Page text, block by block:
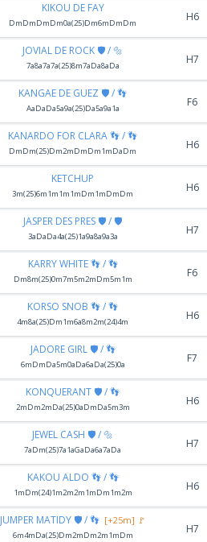
KIKOU DE FAY
DmDmDmDm0a(25)Dm6mDmDm H6
JOVIAL DE ROCK 🛡️ / 🔩
7a8a7a7a(25)8m7aDa8aDa H7
KANGAE DE GUEZ 🛡️ / 👣
AaDaDa5a9a(25)Da5a9a1a F6
KANARDO FOR CLARA 👣 / 👣
DmDm(25)Dm2mDmDm1mDaDm H6
KETCHUP
3m(25)6m1m1m1mDm1mDmDm H6
JASPER DES PRES 🛡️ / 🛡️
3aDaDa4a(25)1a9a8a9a3a H7
KARRY WHITE 👣 / 👣
Dm8m(25)0m7m5m2mDm5m1m F6
KORSO SNOB 👣 / 👣
4m8a(25)Dm1m6a8m2m(24)4m H6
JADORE GIRL 🛡️ / 👣
6mDmDa5m0aDa6aDa(25)0a F7
KONQUERANT 🛡️ / 👣
2mDm2mDa(25)0aDmDa5m3m H6
JEWEL CASH 🛡️ / 🔩
7aDm(25)7a1aGaDa6a7aDa H7
KAKOU ALDO 👣 / 👣
1mDm(24)1m2m2m1mDm1m2m H6
JUMPER MATIDY 🛡️ / 👣 [+25m] 🚩
6m4mDa(25)Dm2mDm2m1mDm H7